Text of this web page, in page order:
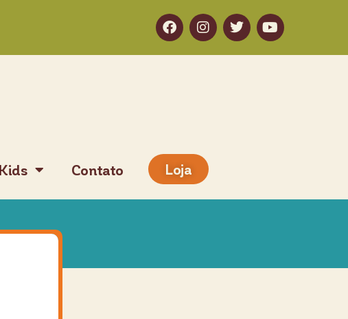
Contato Loja